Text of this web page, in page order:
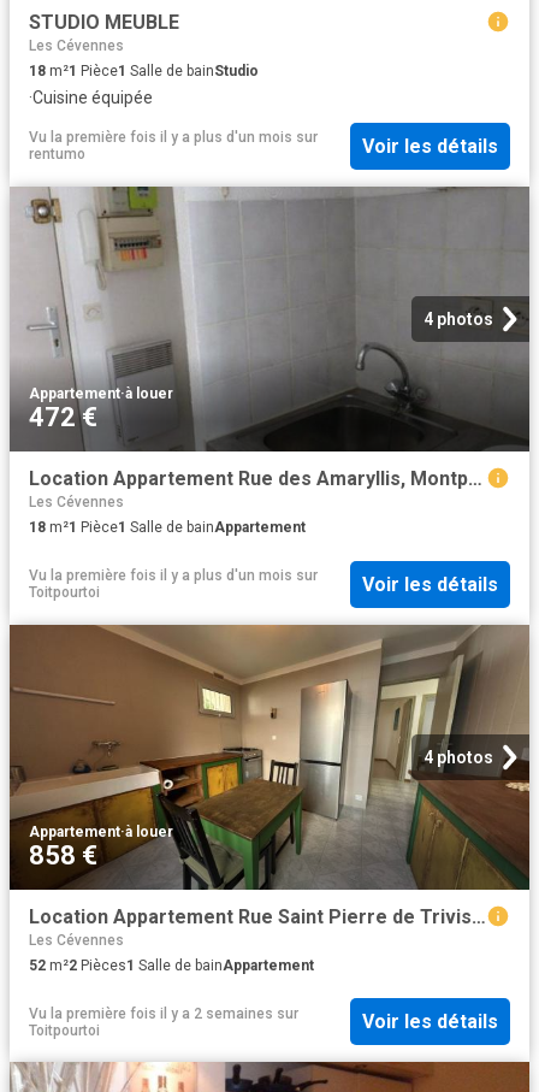
STUDIO MEUBLE
Les Cévennes
18 m²1 Pièce1 Salle de bainStudio
·Cuisine équipée
Vu la première fois il y a plus d'un mois sur
rentumo
Voir les détails
4 photos
Appartement·à louer
472 €
Location Appartement Rue des Amaryllis, Montpellier
Les Cévennes
18 m²1 Pièce1 Salle de bainAppartement
Vu la première fois il y a plus d'un mois sur
Toitpourtoi
Voir les détails
4 photos
Appartement·à louer
858 €
Location Appartement Rue Saint Pierre de Trivisy, Montpellier
Les Cévennes
52 m²2 Pièces1 Salle de bainAppartement
Vu la première fois il y a 2 semaines sur
Toitpourtoi
Voir les détails